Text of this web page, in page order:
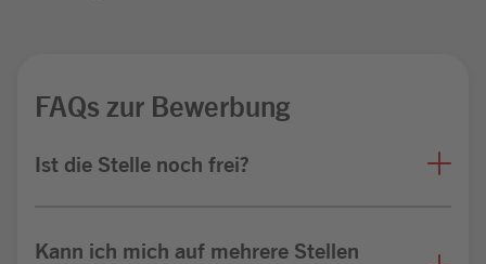
FAQs zur Bewerbung
Ist die Stelle noch frei?
Kann ich mich auf mehrere Stellen